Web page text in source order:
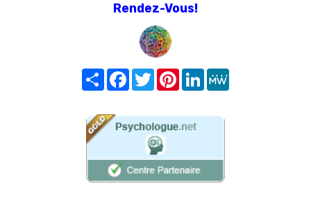
Rendez-Vous!
Share FacebookTwitterPinterest
LinkedIn